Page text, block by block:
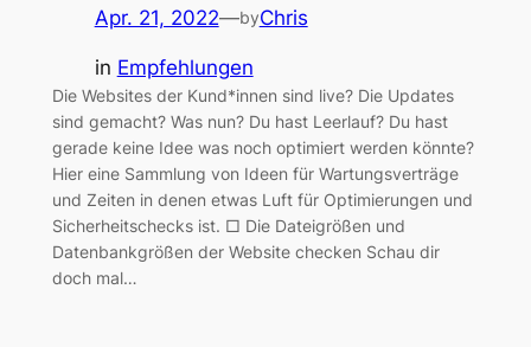
Apr. 21, 2022—byChris
in Empfehlungen
Die Websites der Kund*innen sind live? Die Updates
sind gemacht? Was nun? Du hast Leerlauf? Du hast
gerade keine Idee was noch optimiert werden könnte?
Hier eine Sammlung von Ideen für Wartungsverträge
und Zeiten in denen etwas Luft für Optimierungen und
Sicherheitschecks ist. □ Die Dateigrößen und
Datenbankgrößen der Website checken Schau dir
doch mal…